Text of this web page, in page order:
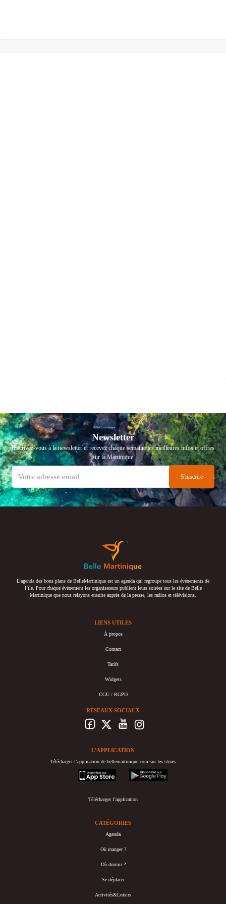
Newsletter
Inscrivez-vous à la newsletter et recevez chaque semaine les meilleures infos et offres
sur la Martinique
L’agenda des bons plans de BelleMartinique est un agenda qui regroupe tous les événements de
l’île. Pour chaque événement les organisateurs publient leurs soirées sur le site de Belle
Martinique que nous relayons ensuite auprès de la presse, les radios et télévisions.
LIENS UTILES
À propos
Contact
Tarifs
Widgets
CGU / RGPD
RÉSEAUX SOCIAUX
L’APPLICATION
Télécharger l’application de bellemartinique.com sur les stores
appstore
googleplay
Télécharger l’application
CATÉGORIES
Agenda
Où manger ?
Où dormir ?
Se déplacer
Activités&Loisirs